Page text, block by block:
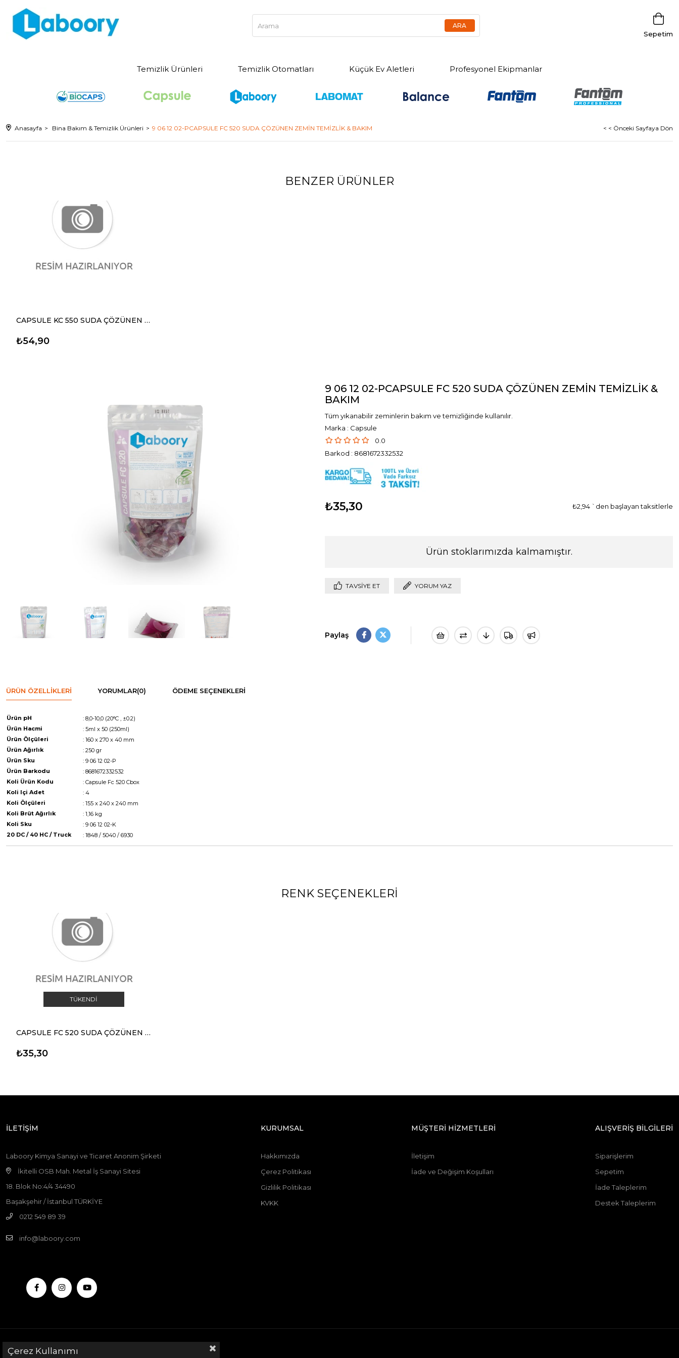
Sepetim
Temizlik Ürünleri Temizlik Otomatları Küçük Ev Aletleri Profesyonel Ekipmanlar
Anasayfa Bina Bakım & Temizlik Ürünleri 9 06 12 02-PCAPSULE FC 520 SUDA ÇÖZÜNEN ZEMİN TEMİZLİK & BAKIM < < Önceki Sayfaya Dön
BENZER ÜRÜNLER
CAPSULE KC 550 SUDA ÇÖZÜNEN YAĞ & KİR SÖKÜCÜ
₺54,90
9 06 12 02-PCAPSULE FC 520 SUDA ÇÖZÜNEN ZEMİN TEMİZLİK &
BAKIM
Tüm yıkanabilir zeminlerin bakım ve temizliğinde kullanılır.
Marka : Capsule
0.0
Barkod : 8681672332532
₺35,30 ₺2,94 `den başlayan taksitlerle
Ürün stoklarımızda kalmamıştır.
TAVSIYE ET YORUM YAZ
Paylaş
ÜRÜN ÖZELLIKLERI YORUMLAR(0) ÖDEME SEÇENEKLERI
Ürün pH
: 8,0-10,0 (20°C , ±0.2)
Ürün Hacmi
: 5ml x 50 (250ml)
Ürün Ölçüleri
: 160 x 270 x 40 mm
Ürün Ağırlık
: 250 gr
Ürün Sku
: 9 06 12 02-P
Ürün Barkodu
: 8681672332532
Koli Ürün Kodu
: Capsule Fc 520 Cbox
Koli Içi Adet
: 4
Koli Ölçüleri
: 155 x 240 x 240 mm
Koli Brüt Ağırlık
: 1,16 kg
Koli Sku
: 9 06 12 02-K
20 DC / 40 HC / Truck
: 1848 / 5040 / 6930
RENK SEÇENEKLERI
TÜKENDI
CAPSULE FC 520 SUDA ÇÖZÜNEN ZEMİN TEMİZLİK & BAKIM
₺35,30
İLETİŞİM
Laboory Kimya Sanayi ve Ticaret Anonim Şirketi
İkitelli OSB Mah. Metal İş Sanayi Sitesi
18. Blok No:4/4 34490
Başakşehir / İstanbul TÜRKİYE
0212 549 89 39
info@laboory.com
KURUMSAL
Hakkımızda
Çerez Politikası
Gizlilik Politikası
KVKK
MÜŞTERİ HİZMETLERİ
İletişim
İade ve Değişim Koşulları
ALIŞVERİŞ BİLGİLERİ
Siparişlerim
Sepetim
İade Taleplerim
Destek Taleplerim
Çerez Kullanımı